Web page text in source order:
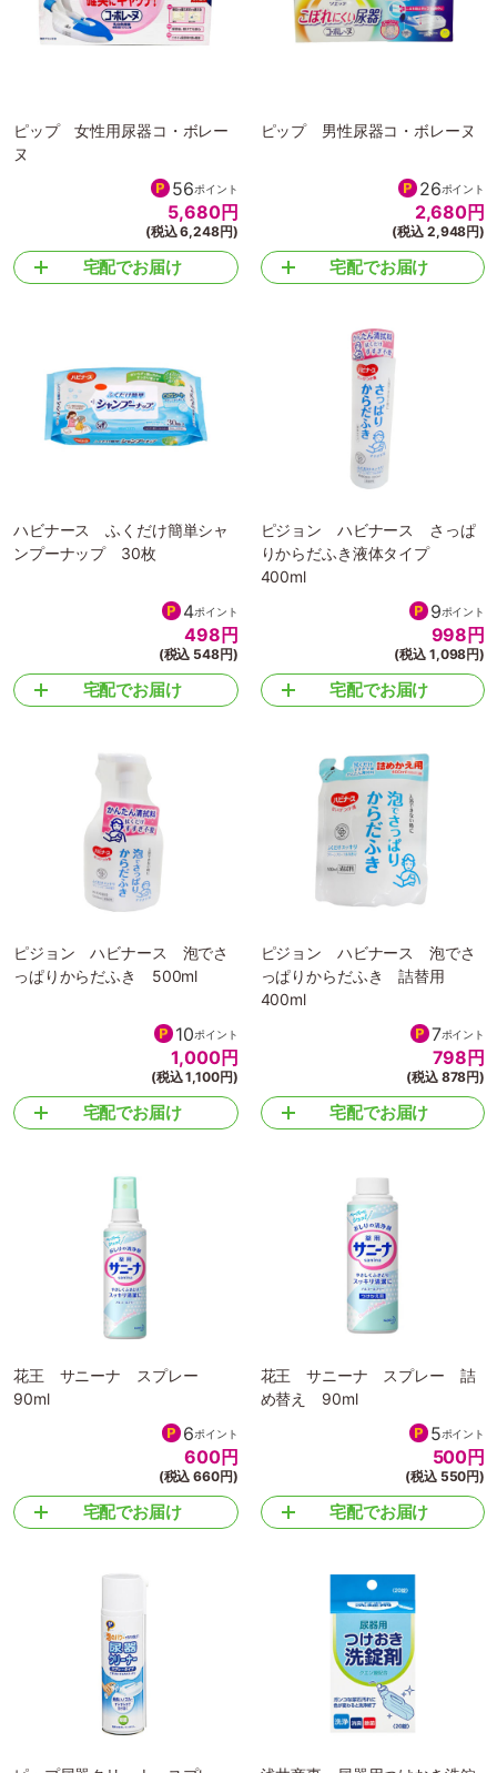
ピップ 女性用尿器コ・ボレー
ヌ
56ポイント
5,680円
(税込 6,248円)
宅配でお届け
ピップ 男性尿器コ・ボレーヌ
26ポイント
2,680円
(税込 2,948円)
宅配でお届け
ハビナース ふくだけ簡単シャ
ンプーナップ 30枚
4ポイント
498 円
(税込 548円)
宅配でお届け
ピジョン ハビナース さっぱ
りからだふき液体タイプ
400ml
9ポイント
998 円
(税込 1,098円)
宅配でお届け
ピジョン ハビナース 泡でさ
っぱりからだふき 500ml
10ポイント
1,000円
(税込 1,100円)
宅配でお届け
ピジョン ハビナース 泡でさ
っぱりからだふき 詰替用
400ml
7ポイント
798 円
(税込 878円)
宅配でお届け
花王 サニーナ スプレー
90ml
6ポイント
600円
(税込 660円)
宅配でお届け
花王 サニーナ スプレー 詰
め替え 90ml
5ポイント
500円
(税込 550円)
宅配でお届け